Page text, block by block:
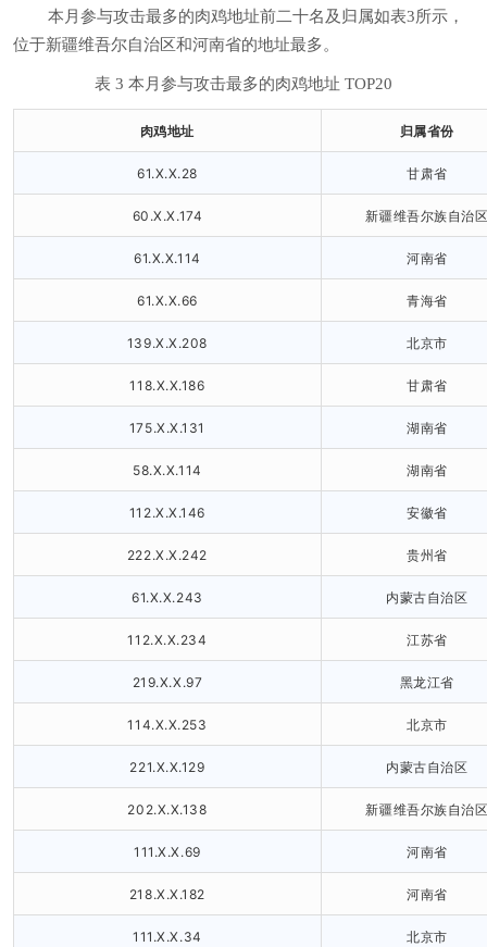
本月参与攻击最多的肉鸡地址前二十名及归属如表3所示，
位于新疆维吾尔自治区和河南省的地址最多。
表 3 本月参与攻击最多的肉鸡地址 TOP20
肉鸡地址 归属省份
61.X.X.28 甘肃省
60.X.X.174 新疆维吾尔族自治
61.X.X.114 河南省
61.X.X.66 青海省
139.X.X.208 北京市
118.X.X.186 甘肃省
175.X.X.131 湖南省
58.X.X.114 湖南省
112.X.X.146 安徽省
222.X.X.242 贵州省
61.X.X.243 内蒙古自治区
112.X.X.234 江苏省
219.X.X.97 黑龙江省
114.X.X.253 北京市
221.X.X.129 内蒙古自治区
202.X.X.138 新疆维吾尔族自治
111.X.X.69 河南省
218.X.X.182 河南省
111.X.X.34 北京市